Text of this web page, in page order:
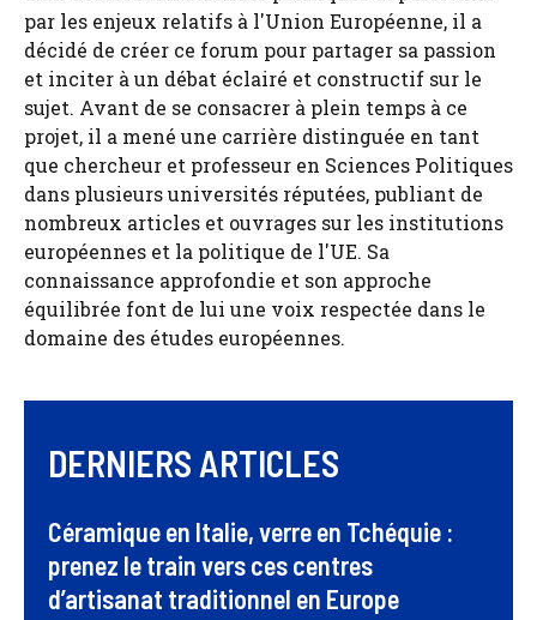
par les enjeux relatifs à l'Union Européenne, il a
décidé de créer ce forum pour partager sa passion
et inciter à un débat éclairé et constructif sur le
sujet. Avant de se consacrer à plein temps à ce
projet, il a mené une carrière distinguée en tant
que chercheur et professeur en Sciences Politiques
dans plusieurs universités réputées, publiant de
nombreux articles et ouvrages sur les institutions
européennes et la politique de l'UE. Sa
connaissance approfondie et son approche
équilibrée font de lui une voix respectée dans le
domaine des études européennes.
DERNIERS ARTICLES
Céramique en Italie, verre en Tchéquie :
prenez le train vers ces centres
d’artisanat traditionnel en Europe